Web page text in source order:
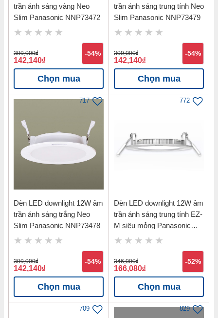
trần ánh sáng vàng Neo
Slim Panasonic NNP73472
309,000đ
142,140đ
-54%
Chọn mua
trần ánh sáng trung tính Neo
Slim Panasonic NNP73479
309,000đ
142,140đ
-54%
Chọn mua
717
Đèn LED downlight 12W âm
trần ánh sáng trắng Neo
Slim Panasonic NNP73478
309,000đ
142,140đ
-54%
Chọn mua
772
Đèn LED downlight 12W âm
trần ánh sáng trung tính EZ-
M siêu mỏng Panasonic
NNNC7655288
346,000đ
166,080đ
-52%
Chọn mua
709 829